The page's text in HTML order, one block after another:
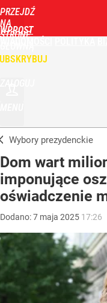
PRZEJDŹ
NA
STRONĘ
WPROST
Wybory prezydenckie
Dom wart
imponujące
oświadczenie
Dodano:7 maja 2025 17:26